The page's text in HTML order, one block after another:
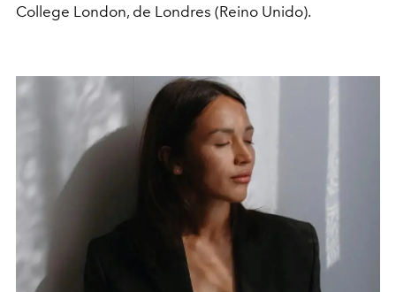
College London, de Londres (Reino Unido).